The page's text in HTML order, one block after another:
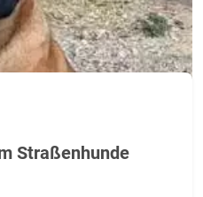
Straßenhunde